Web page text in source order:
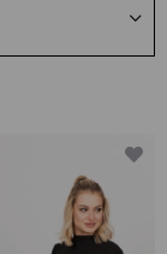
Gerekli Bilgi Yer
102cm